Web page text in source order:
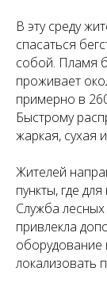
В эту среду
спасаться
собой. Пламя
проживает
примерно в
Быстрому
жаркая, сухая
Жителей
пункты, где
Служба
привлекла
оборудование
локализовать